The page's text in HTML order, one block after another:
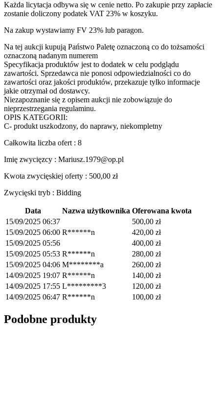
Każda licytacja odbywa się w cenie netto. Po zakupie przy zapłacie
zostanie doliczony podatek VAT 23% w koszyku.
Na zakup wystawiamy FV 23% lub paragon.
Na tej aukcji kupują Państwo Paletę oznaczoną co do tożsamości
oznaczoną nadanym numerem
Specyfikacja produktów jest to dodatek w celu podglądu
zawartości. Sprzedawca nie ponosi odpowiedzialności co do
zawartości oraz jakości produktów, przekazuje tylko informacje
jakie otrzymał od dostawcy.
Niezapoznanie się z opisem aukcji nie zobowiązuje do
nieprzestrzegania regulaminu.
OPIS KATEGORII:
C- produkt uszkodzony, do naprawy, niekompletny
Całkowita liczba ofert : 8
Imię zwycięzcy : Mariusz.1979@op.pl
Kwota zwycięskiej oferty : 500,00 zł
Zwycięski tryb : Bidding
Data Nazwa użytkownika Oferowana kwota
15/09/2025 06:37
500,00 zł
15/09/2025 06:00 R******n 420,00 zł
15/09/2025 05:56
400,00 zł
15/09/2025 05:53 R******n 280,00 zł
15/09/2025 04:06 M********a 260,00 zł
14/09/2025 19:07 R******n 140,00 zł
14/09/2025 17:55 L*********3 120,00 zł
14/09/2025 06:47 R******n 100,00 zł
Podobne produkty